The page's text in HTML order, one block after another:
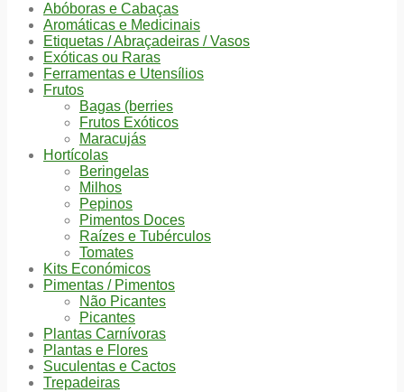
Abóboras e Cabaças
Aromáticas e Medicinais
Etiquetas / Abraçadeiras / Vasos
Exóticas ou Raras
Ferramentas e Utensílios
Frutos
Bagas (berries
Frutos Exóticos
Maracujás
Hortícolas
Beringelas
Milhos
Pepinos
Pimentos Doces
Raízes e Tubérculos
Tomates
Kits Económicos
Pimentas / Pimentos
Não Picantes
Picantes
Plantas Carnívoras
Plantas e Flores
Suculentas e Cactos
Trepadeiras